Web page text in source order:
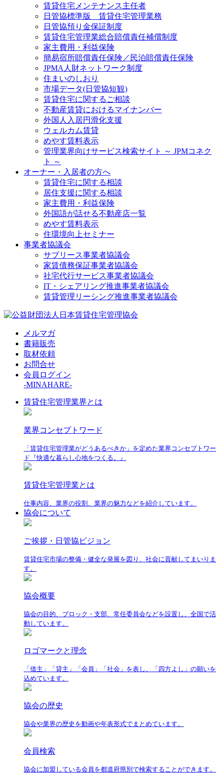
賃貸住宅メンテナンス主任者
日管協標準版 賃貸住宅管理業務
日管協預り金保証制度
賃貸住宅管理業総合賠償責任補償制度
家主費用・利益保険
簡易宿所賠償責任保険／民泊賠償責任保険
JPMA人財ネットワーク制度
住まいのしおり
市場データ(日管協短観)
賃貸住宅に関するご相談
不動産賃貸におけるマイナンバー
外国人入居円滑化支援
ウェルカム賃貸
めやす賃料表示
管理業界向けサービス検索サイト ～ JPMコネク
ト ～
オーナー・入居者の方へ
賃貸住宅に関する相談
居住支援に関する相談
家主費用・利益保険
外国語が話せる不動産店一覧
めやす賃料表示
住環境向上セミナー
事業者協議会
サブリース事業者協議会
家賃債務保証事業者協議会
社宅代行サービス事業者協議会
IT・シェアリング推進事業者協議会
賃貸管理リーシング推進事業者協議会
メルマガ
書籍販売
取材依頼
お問合せ
会員ログイン
-MINAHARE-
賃貸住宅管理業界とは
業界コンセプトワード
「賃貸住宅管理業がどうあるべきか」を定めた業界コンセプトワー
ド『快適な暮らし心地をつくる。』
賃貸住宅管理業とは
仕事内容、業界の役割、業界の魅力などを紹介しています。
協会について
ご挨拶・日管協ビジョン
賃貸住宅市場の整備・健全な発展を図り、社会に貢献してまいりま
す。
協会概要
協会の目的、ブロック・支部、常任委員会などを設置し、全国で活
動しています。
ロゴマークと理念
「借主」「貸主」「会員」「社会」を表し、「四方よし」の願いを
込めています。
協会の歴史
協会や業界の歴史を動画や年表形式でまとめています。
会員検索
協会に加盟している会員を都道府県別で検索することができます。